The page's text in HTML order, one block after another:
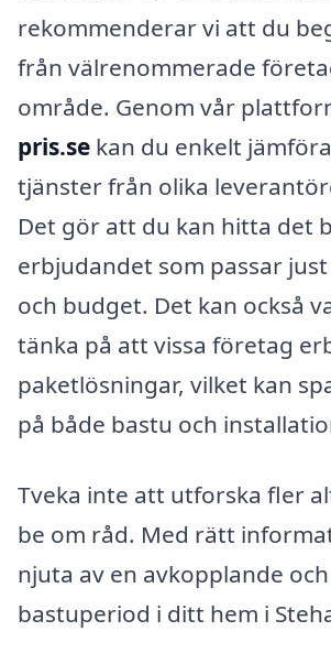
rekommenderar vi att du
från välrenommerade
område. Genom vår
pris.se kan du enkelt
tjänster från olika
Det gör att du kan hitta det
erbjudandet som passar
och budget. Det kan också
tänka på att vissa företag
paketlösningar, vilket kan
på både bastu och
Tveka inte att utforska fler
be om råd. Med rätt
njuta av en avkopplande
bastuperiod i ditt hem i